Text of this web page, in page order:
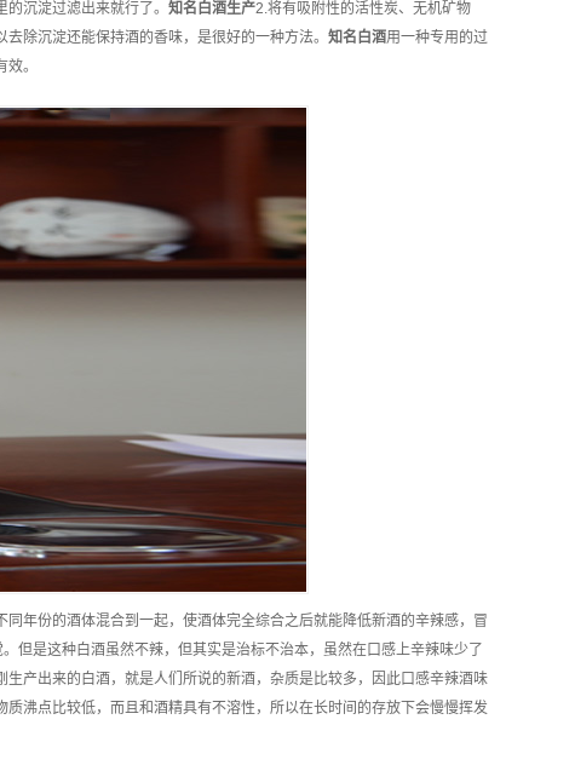
沉淀过滤出来就行了。 知名 白酒生产2.将有吸附性的活性炭、无机矿物
除沉淀还能保持酒的香味，是很好的一种方法。 知名 白酒用一种专用的过
。
同年份的酒体混合到一起，使酒体完全综合之后就能降低新酒的辛辣感，冒
但是这种白酒虽然不辣，但其实是治标不治本，虽然在口感上辛辣味少了
产出来的白酒，就是人们所说的新酒，杂质是比较多，因此口感辛辣酒味
沸点比较低，而且和酒精具有不溶性，所以在长时间的存放下会慢慢挥发